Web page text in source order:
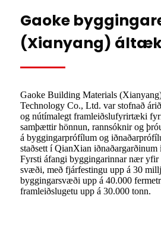
Gaoke
(Xianyang)
Gaoke Building Materials
Technology Co., Ltd. var stofnað
og nútímalegt framleiðslufyrirtæki
samþættir hönnun, rannsóknir og
á byggingarprófílum og
staðsett í QianXian
Fyrsti áfangi byggingarinnar nær yfir
svæði, með fjárfestingu upp á 30
byggingarsvæði upp á 40.000
framleiðslugetu upp á 30.000 tonn.